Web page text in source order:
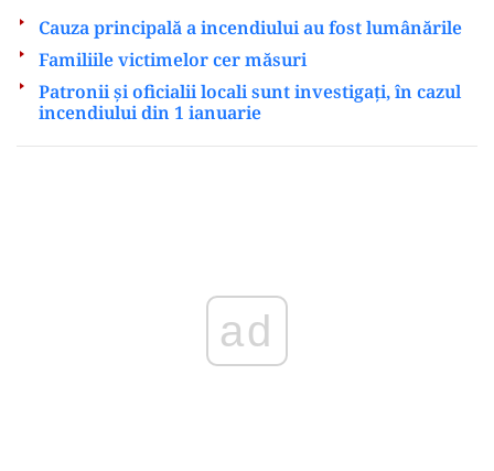
Cauza principală a incendiului au fost lumânările
Familiile victimelor cer măsuri
Patronii și oficialii locali sunt investigați, în cazul
incendiului din 1 ianuarie